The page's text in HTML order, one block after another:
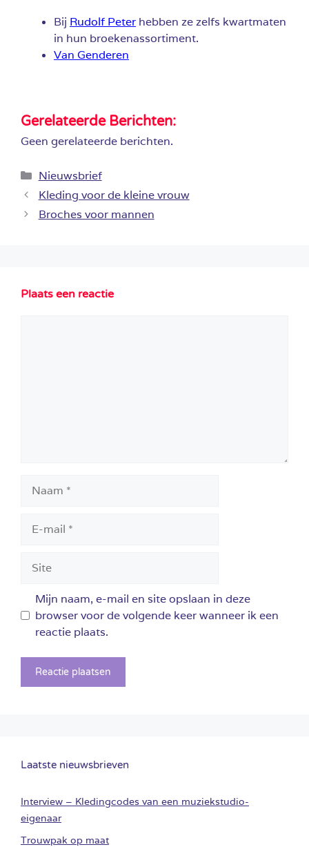
Bij Rudolf Peter hebben ze zelfs kwartmaten
in hun broekenassortiment.
Van Genderen
Gerelateerde Berichten:
Geen gerelateerde berichten.
Categorieën
Nieuwsbrief
Kleding voor de kleine vrouw
Broches voor mannen
Plaats een reactie
mail
Mijn naam, e-mail en site opslaan in deze
browser voor de volgende keer wanneer ik een
reactie plaats.
Laatste nieuwsbrieven
Interview – Kledingcodes van een muziekstudio-
eigenaar
Trouwpak op maat